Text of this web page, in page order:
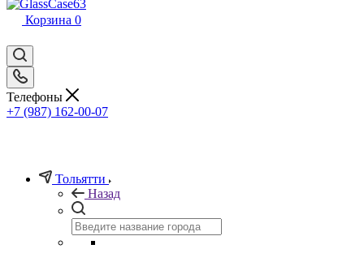
Корзина 0
Телефоны
+7 (987) 162-00-07
Тольятти
Назад